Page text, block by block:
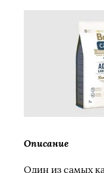
Описание
Один из самых